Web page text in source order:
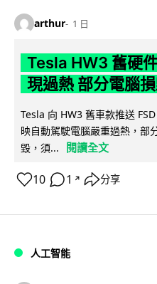
arthur 1 日
Tesla HW3 舊硬
現過熱 部分電腦
Tesla 向 HW3 舊車款推送
映自動駕駛電腦嚴重過熱，部
毀，須...
閱讀全文
10 1 ↗ 分享
人工智能